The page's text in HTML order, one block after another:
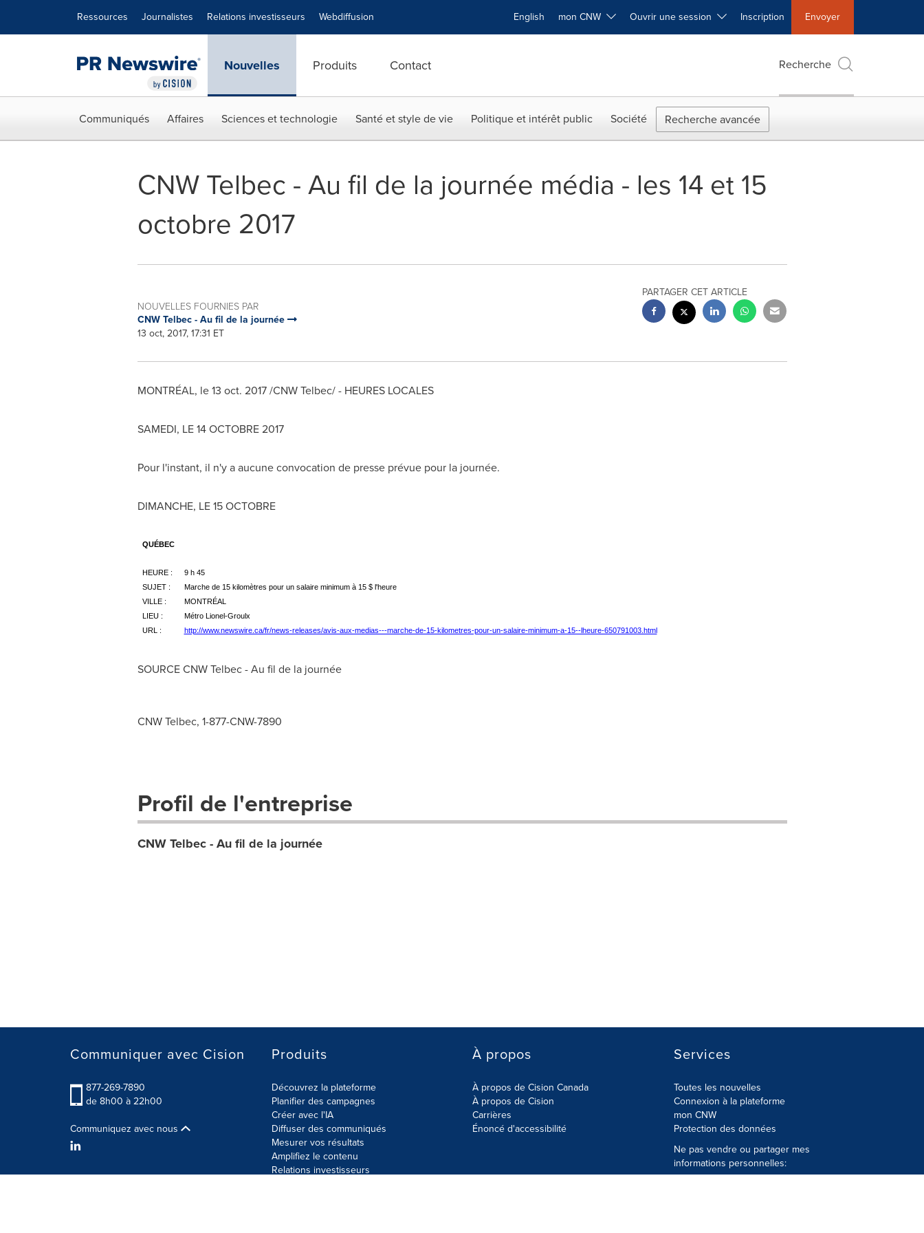
Ressources Journalistes Relations investisseurs Webdiffusion English mon CNW Ouvrir une session Inscription Envoyer
Nouvelles Produits Contact Recherche
Communiqués Affaires Sciences et technologie Santé et style de vie Politique et intérêt public Société Recherche avancée
CNW Telbec - Au fil de la journée média - les 14 et 15
octobre 2017
NOUVELLES FOURNIES PAR
CNW Telbec - Au fil de la journée
13 oct, 2017, 17:31 ET
PARTAGER CET ARTICLE
MONTRÉAL, le13 oct. 2017/CNW Telbec/ - HEURES LOCALES
SAMEDI, LE 14 OCTOBRE 2017
Pour l'instant, il n'y a aucune convocation de presse prévue pour la journée.
DIMANCHE, LE 15 OCTOBRE
QUÉBEC
HEURE :
9 h 45
SUJET :
Marche de 15 kilomètres pour un salaire minimum à 15 $ l'heure
VILLE :
MONTRÉAL
LIEU :
Métro Lionel-Groulx
URL :
http://www.newswire.ca/fr/news-releases/avis-aux-medias---marche-de-15-kilometres-pour-un-salaire-minimum-a-15--lheure-650791003.html
SOURCE CNW Telbec - Au fil de la journée
CNW Telbec, 1-877-CNW-7890
Profil de l'entreprise
CNW Telbec - Au fil de la journée
Communiquer avec Cision
877-269-7890
de 8h00 à 22h00
Communiquez avec nous
Produits
Découvrez la plateforme
Planifier des campagnes
Créer avec l'IA
Diffuser des communiqués
Mesurer vos résultats
Amplifiez le contenu
Relations investisseurs
À propos
À propos de Cision Canada
À propos de Cision
Carrières
Énoncé d'accessibilité
Services
Toutes les nouvelles
Connexion à la plateforme
mon CNW
Protection des données
Ne pas vendre ou partager mes
informations personnelles: